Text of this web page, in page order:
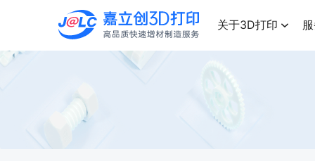
高品质快速增材制造服务
关于3D打印